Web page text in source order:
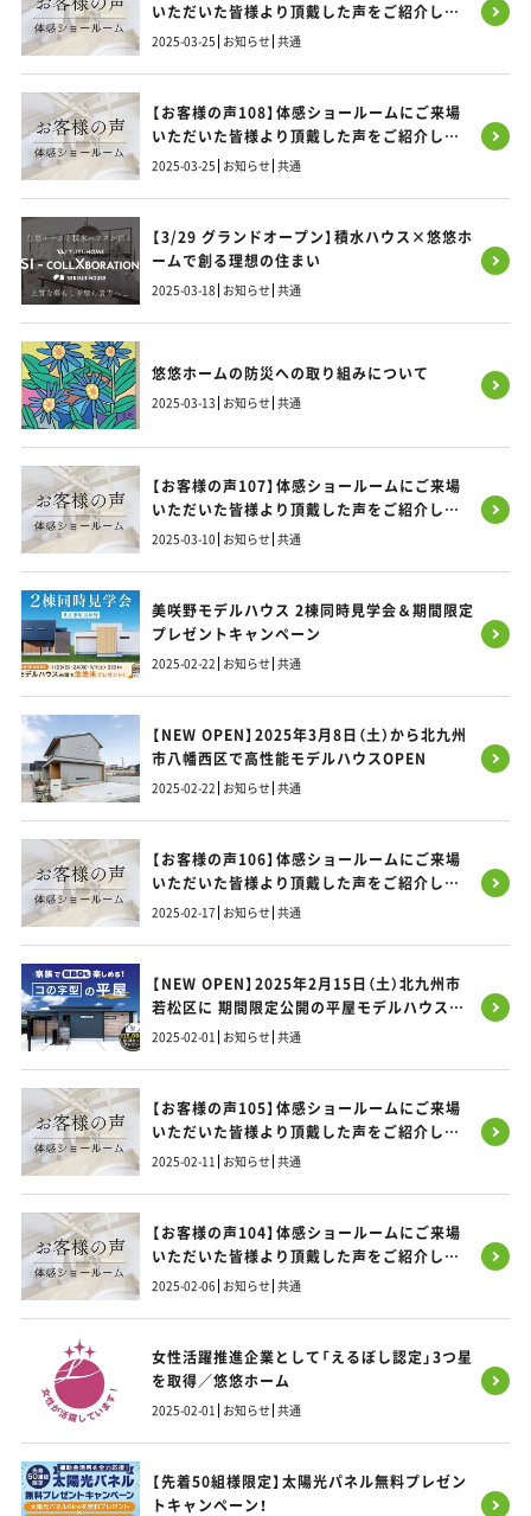
いただいた皆様より頂戴した声をご紹介しま
す！
2025-03-25 お知らせ 共通
【お客様の声108】体感ショールームにご来場
いただいた皆様より頂戴した声をご紹介しま
す！
2025-03-25 お知らせ 共通
【3/29 グランドオープン】積水ハウス×悠悠ホ
ームで創る理想の住まい
2025-03-18 お知らせ 共通
悠悠ホームの防災への取り組みについて
2025-03-13 お知らせ 共通
【お客様の声107】体感ショールームにご来場
いただいた皆様より頂戴した声をご紹介しま
す！
2025-03-10 お知らせ 共通
美咲野モデルハウス 2棟同時見学会＆期間限定
プレゼントキャンペーン
2025-02-22 お知らせ 共通
【NEW OPEN】2025年3月8日（土）から北九州
市八幡西区で高性能モデルハウスOPEN
2025-02-22 お知らせ 共通
【お客様の声106】体感ショールームにご来場
いただいた皆様より頂戴した声をご紹介しま
す！
2025-02-17 お知らせ 共通
【NEW OPEN】2025年2月15日（土）北九州市
若松区に 期間限定公開の平屋モデルハウス
OPEN
2025-02-01 お知らせ 共通
【お客様の声105】体感ショールームにご来場
いただいた皆様より頂戴した声をご紹介しま
す！
2025-02-11 お知らせ 共通
【お客様の声104】体感ショールームにご来場
いただいた皆様より頂戴した声をご紹介しま
す！
2025-02-06 お知らせ 共通
女性活躍推進企業として「えるぼし認定」3つ星
を取得／悠悠ホーム
2025-02-01 お知らせ 共通
【先着50組様限定】太陽光パネル無料プレゼン
トキャンペーン！